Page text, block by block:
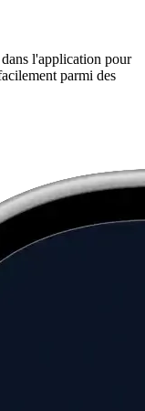
l'application pour
parmi des